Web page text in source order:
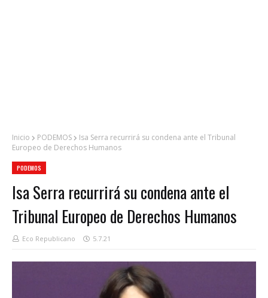
Inicio PODEMOS
Isa Serra recurrirá su condena ante el Tribunal
Europeo de Derechos Humanos
PODEMOS
Isa Serra recurrirá su condena ante el
Tribunal Europeo de Derechos Humanos
Eco Republicano 5.7.21